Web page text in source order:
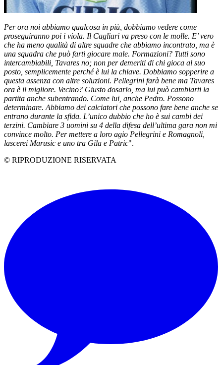
Per ora noi abbiamo qualcosa in più, dobbiamo vedere come
proseguiranno poi i viola. Il Cagliari va preso con le molle. E’ vero
che ha meno qualità di altre squadre che abbiamo incontrato, ma è
una squadra che può farti giocare male. Formazioni? Tutti sono
intercambiabili, Tavares no; non per demeriti di chi gioca al suo
posto, semplicemente perché è lui la chiave. Dobbiamo sopperire a
questa assenza con altre soluzioni. Pellegrini farà bene ma Tavares
ora è il migliore. Vecino? Giusto dosarlo, ma lui può cambiarti la
partita anche subentrando. Come lui, anche Pedro. Possono
determinare. Abbiamo dei calciatori che possono fare bene anche se
entrano durante la sfida. L’unico dubbio che ho è sui cambi dei
terzini. Cambiare 3 uomini su 4 della difesa dell’ultima gara non mi
convince molto. Per mettere a loro agio Pellegrini e Romagnoli,
lascerei Marusic e uno tra Gila e Patric".
© RIPRODUZIONE RISERVATA